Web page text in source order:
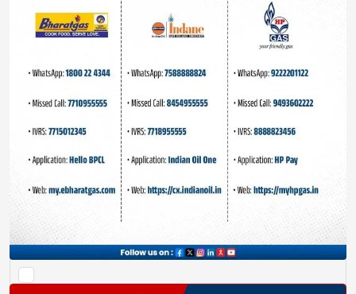
Save my name, email, and website in this browser
for the next time I comment.